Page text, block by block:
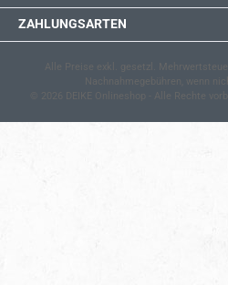
ZAHLUNGSARTEN
Alle Preise exkl. gesetzl.
Nachnahmegebühren, wenn
© 2026 DEIKE Onlineshop - Alle Rechte